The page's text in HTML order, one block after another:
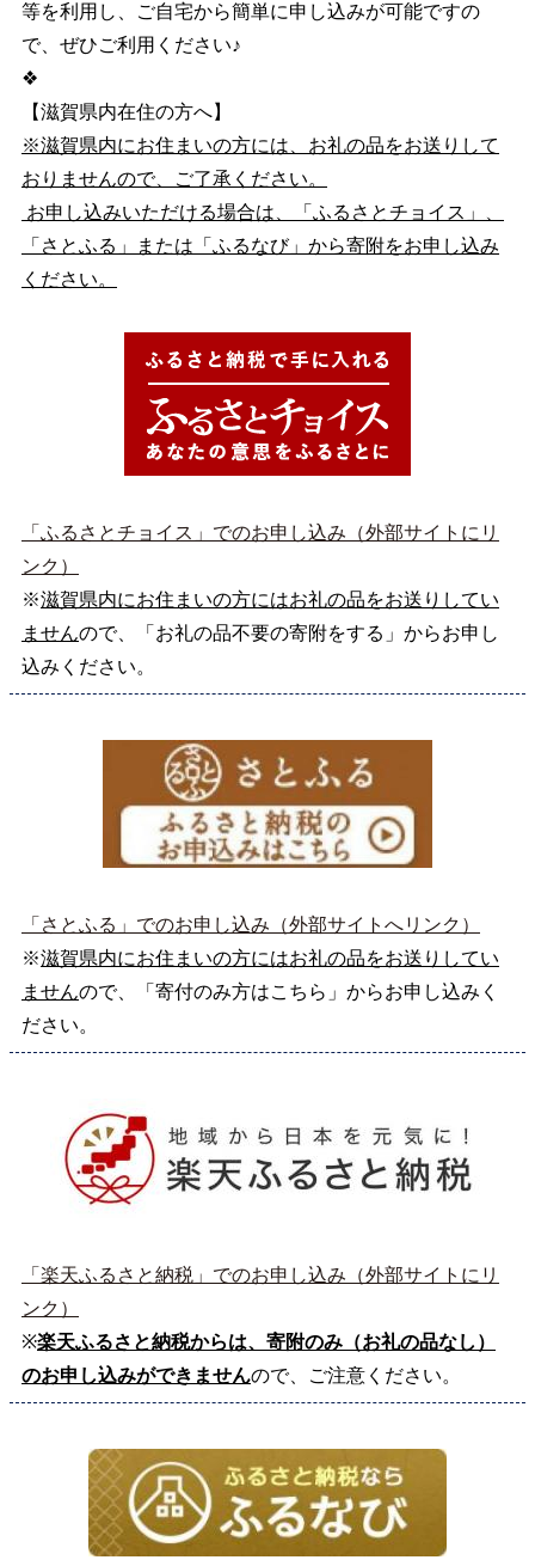
等を利用し、ご自宅から簡単に申し込みが可能ですの
で、ぜひご利用ください♪
❖
【滋賀県内在住の方へ】
※滋賀県内にお住まいの方には、お礼の品をお送りして
おりませんので、ご了承ください。
お申し込みいただける場合は、「ふるさとチョイス」、
「さとふる」または「ふるなび」から寄附をお申し込み
ください。
「ふるさとチョイス」でのお申し込み（外部サイトにリ
ンク）
※滋賀県内にお住まいの方にはお礼の品をお送りしてい
ませんので、「お礼の品不要の寄附をする」からお申し
込みください。
「さとふる」でのお申し込み（外部サイトへリンク）
※滋賀県内にお住まいの方にはお礼の品をお送りしてい
ませんので、「寄付のみ方はこちら」からお申し込みく
ださい。
「楽天ふるさと納税」でのお申し込み（外部サイトにリ
ンク）
※楽天ふるさと納税からは、寄附のみ（お礼の品なし）
のお申し込みができませんので、ご注意ください。